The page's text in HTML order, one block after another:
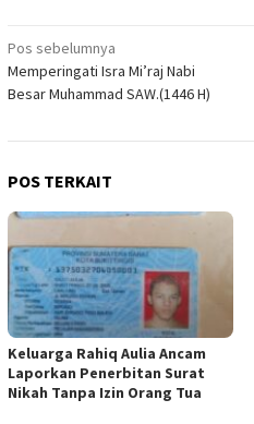
Navigasi
pos
Pos sebelumnya
Memperingati Isra Mi’raj Nabi
Besar Muhammad SAW.(1446 H)
POS TERKAIT
Keluarga Rahiq Aulia Ancam
Laporkan Penerbitan Surat
Nikah Tanpa Izin Orang Tua